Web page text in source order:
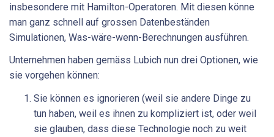
insbesondere mit Hamilton-Operatoren. Mit diesen könne
man ganz schnell auf grossen Datenbeständen
Simulationen, Was-wäre-wenn-Berechnungen ausführen.
Unternehmen haben gemäss Lubich nun drei Optionen, wie
sie vorgehen können:
Sie können es ignorieren (weil sie andere Dinge zu
tun haben, weil es ihnen zu kompliziert ist, oder weil
sie glauben, dass diese Technologie noch zu weit